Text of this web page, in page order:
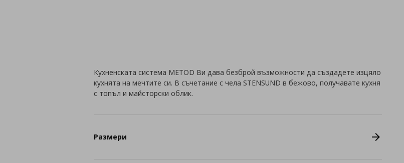
Кухненската система METOD Ви дава безброй възможности да създадете изцяло
кухнята на мечтите си. В съчетание с чела STENSUND в бежово, получавате кухня
с топъл и майсторски облик.
Размери